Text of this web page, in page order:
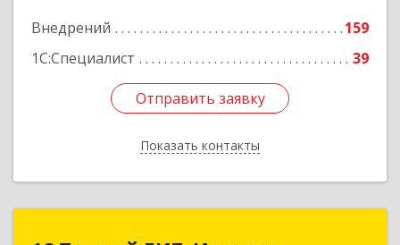
Внедрений
159
1С:Специалист
39
Отправить заявку
Показать контакты
Отправить заявку
Назад
1С:Первый БИТ, Иркутск